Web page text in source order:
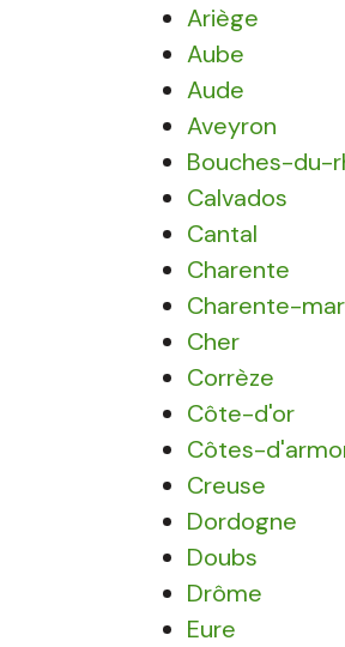
Ariège
Aube
Aude
Aveyron
Bouches-du-
Calvados
Cantal
Charente
Charente-
Cher
Corrèze
Côte-d'or
Côtes-
Creuse
Dordogne
Doubs
Drôme
Eure